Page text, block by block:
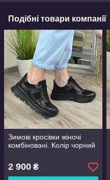
Подібні товари компанії
Зимові кросівки жіночі
комбіновані. Колір чорний
2 900 ₴